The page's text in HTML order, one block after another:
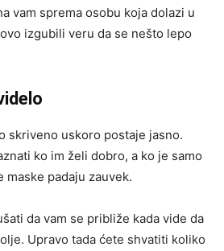
vam sprema osobu koja dolazi u
izgubili veru da se nešto lepo
skriveno uskoro postaje jasno.
ko im želi dobro, a ko je samo
padaju zauvek.
da vam se približe kada vide da
Upravo tada ćete shvatiti koliko